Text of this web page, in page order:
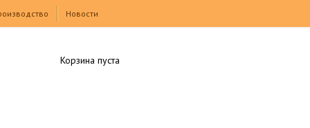
Новости
Корзина пуста